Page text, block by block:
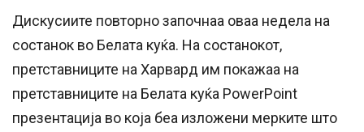
Дискусиите повторно започнаа оваа недела на
состанок во Белата куќа. На состанокот,
претставниците на Харвард им покажаа на
претставниците на Белата куќа PowerPoint
презентација во која беа изложени мерките што